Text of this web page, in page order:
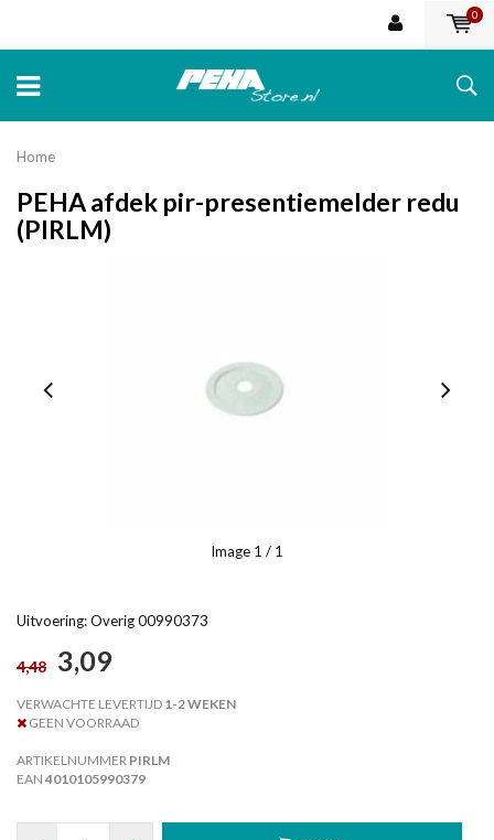
0
Home
PEHA afdek pir-presentiemelder redu
(PIRLM)
Image 1 / 1
Uitvoering: Overig 00990373
4,48 3,09
VERWACHTE LEVERTIJD 1-2 WEKEN
GEEN VOORRAAD
ARTIKELNUMMER PIRLM
EAN 4010105990379